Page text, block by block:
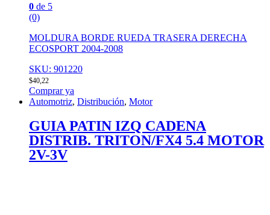
0 de 5
(0)
MOLDURA BORDE RUEDA TRASERA DERECHA
ECOSPORT 2004-2008
SKU: 901220
$40,22
Comprar ya
Automotriz, Distribución, Motor
GUIA PATIN IZQ CADENA
DISTRIB. TRITON/FX4 5.4 MOTOR
2V-3V